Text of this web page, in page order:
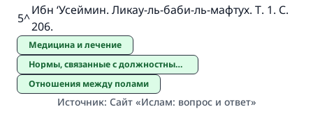
^
5
Ибн ‘Усеймин. Ликау-ль-баби-ль-мафтух. Т. 1. С.
206.
Медицина и лечение
Нормы, связанные с должностными лицами и должностями
Отношения между полами
Источник: Сайт «Ислам: вопрос и ответ»